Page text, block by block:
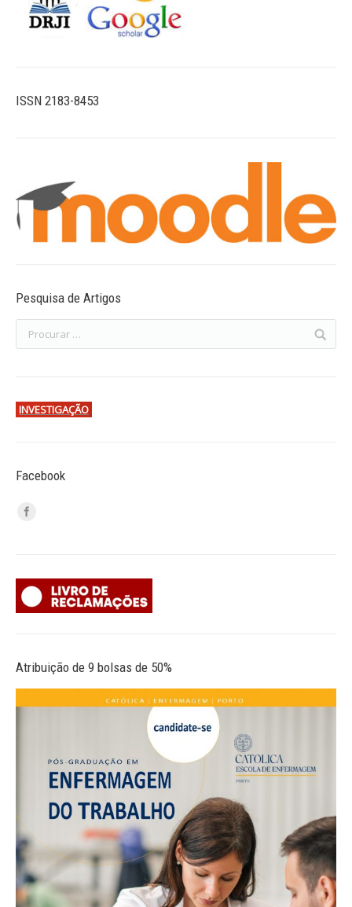
ISSN 2183-8453
Pesquisa de Artigos
INVESTIGAÇÃO
Facebook
Atribuição de 9 bolsas de 50%